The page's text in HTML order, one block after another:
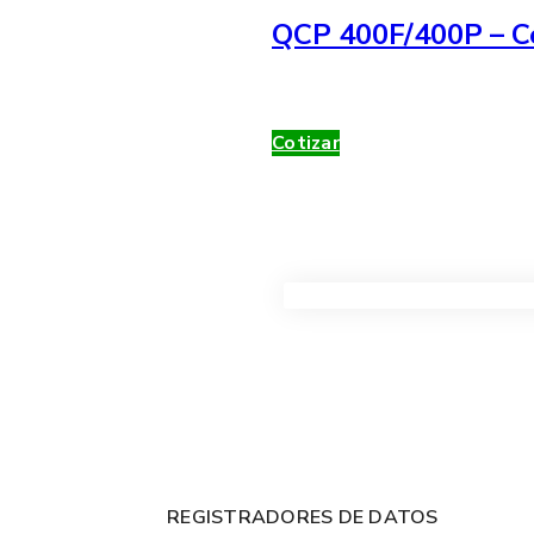
QCP 400F/400P –
Cotizar
REGISTRADORES DE DATOS